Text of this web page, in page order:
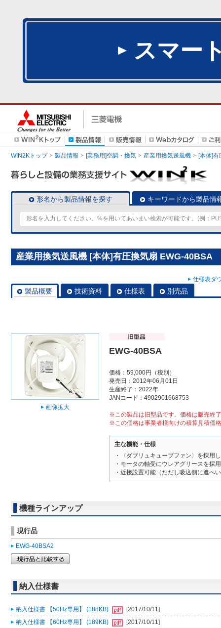
スマー
WIN2Kトップ 製品情報 [業務用]空調・換気 産業用換気送風機 [本体]有
形名から製品情報を探す キーワードから製品情
産業用換気送風機 [本体]有圧換気扇 EWG-40BSA
仕様表ダ
製品概要 技術資料 仕様表 別売品
画像拡大
EWG-40BSA
価格：59,000円（税別）
発売日：2012年06月01日
生産終了：2022年
JANコード：4902901668753
※この製品は旧型品です。価格は販売終
※この価格は事業者様向けの積算見積価
主な機能・仕様
・〈ダブリュキューブファン〉を採用
・モータの軸受にウレアグリースを採
・近接設置可能（ただし吸込側に遮へ
機種ラインアップ
現行品
EWG-40BSA2
納入仕様書
納入仕様書 【50Hz専用】 (188KB)
[2017/10/11]
納入仕様書 【60Hz専用】 (189KB)
[2017/10/11]